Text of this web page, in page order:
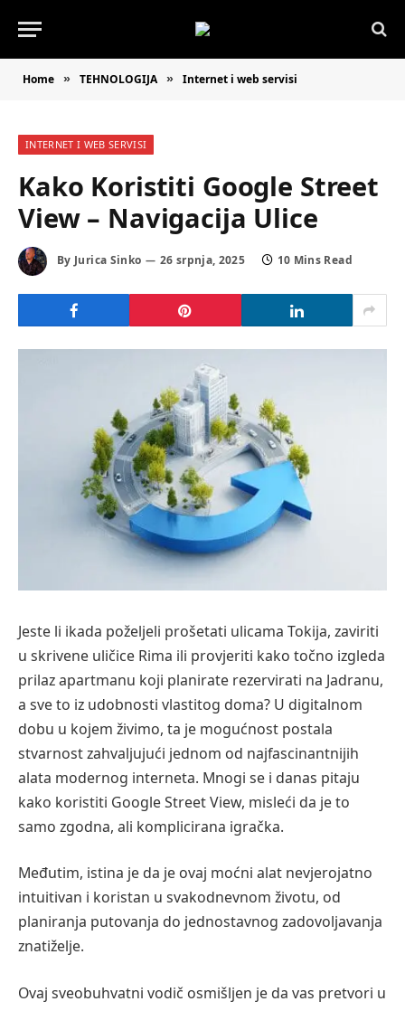
Home » TEHNOLOGIJA » Internet i web servisi
INTERNET I WEB SERVISI
Kako Koristiti Google Street
View – Navigacija Ulice
By Jurica Sinko 26 srpnja, 2025 10 Mins Read
Jeste li ikada poželjeli prošetati ulicama Tokija, zaviriti
u skrivene uličice Rima ili provjeriti kako točno izgleda
prilaz apartmanu koji planirate rezervirati na Jadranu,
a sve to iz udobnosti vlastitog doma? U digitalnom
dobu u kojem živimo, ta je mogućnost postala
stvarnost zahvaljujući jednom od najfascinantnijih
alata modernog interneta. Mnogi se i danas pitaju
kako koristiti Google Street View, misleći da je to
samo zgodna, ali komplicirana igračka.
Međutim, istina je da je ovaj moćni alat nevjerojatno
intuitivan i koristan u svakodnevnom životu, od
planiranja putovanja do jednostavnog zadovoljavanja
znatiželje.
Ovaj sveobuhvatni vodič osmišljen je da vas pretvori u